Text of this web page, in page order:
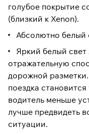
голубое покрытие
(близкий к Xenon).
Абсолютно белый
Яркий белый
отражательную
дорожной
поездка
водитель меньше
лучше предвидеть
ситуации.